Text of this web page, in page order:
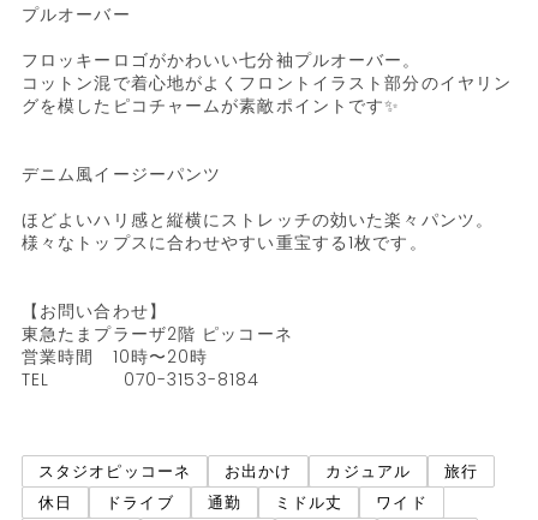
プルオーバー
フロッキーロゴがかわいい七分袖プルオーバー。
コットン混で着心地がよくフロントイラスト部分のイヤリン
グを模したピコチャームが素敵ポイントです✨
デニム風イージーパンツ
ほどよいハリ感と縦横にストレッチの効いた楽々パンツ。
様々なトップスに合わせやすい重宝する1枚です。
【お問い合わせ】
東急たまプラーザ2階 ピッコーネ
営業時間　10時〜20時
TEL            070-3153-8184
スタジオピッコーネ お出かけ カジュアル
旅行
休日
ドライブ 通勤 ミドル丈
ワイド